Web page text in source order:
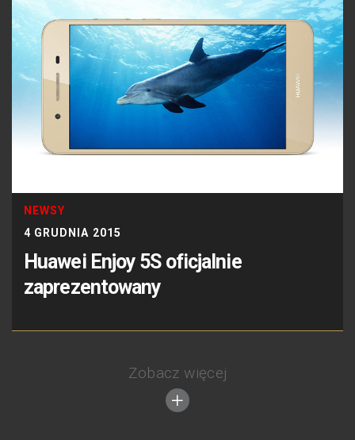
NEWSY
4 GRUDNIA 2015
Huawei Enjoy 5S oficjalnie
zaprezentowany
Zobacz więcej